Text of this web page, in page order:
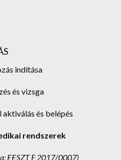
indítása
és vizsga
és belépés
rendszerek
EESZT F 2017/0007)